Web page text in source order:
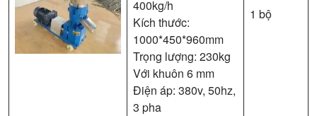
400kg/h
Kích thước:
1000*450*960mm
Trọng lượng: 230kg
Với khuôn 6 mm
Điện áp: 380v, 50hz,
3 pha
1 bộ